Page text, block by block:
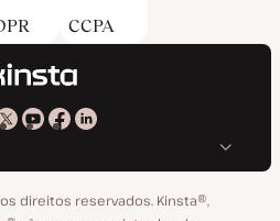
CCPA
Kinsta
X
Kinsta
YouTube
Kinsta
Facebook
Kinsta
LinkedIn
os direitos reservados. Kinsta®‚